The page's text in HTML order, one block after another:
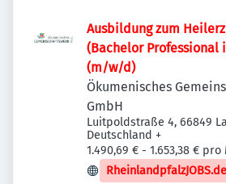
Ausbildung zum
(Bachelor Professional
(m/w/d)
Ökumenisches
GmbH
Luitpoldstraße 4, 66849
Deutschland +
1.490,69 € - 1.653,38 € pro
RheinlandpfalzJOBS.de